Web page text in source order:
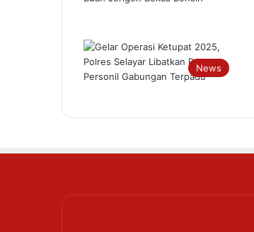
News